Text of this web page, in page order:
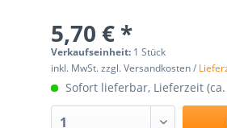
5,70 € *
Verkaufseinheit: 1 Stück
inkl. MwSt. zzgl. Versandkosten /
Sofort lieferbar, Lieferzeit